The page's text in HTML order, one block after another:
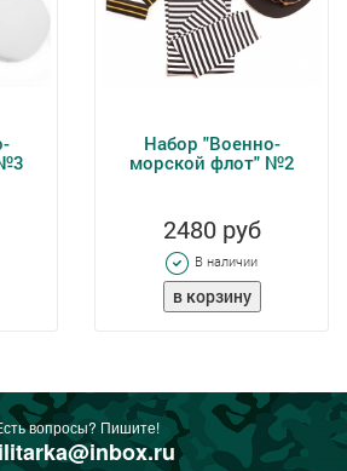
Набор "Военно-
морской флот" №2
2480 руб
В наличии
вопросы? Пишите!